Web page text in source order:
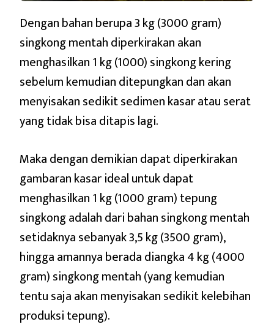
Dengan bahan berupa 3 kg (3000 gram)
singkong mentah diperkirakan akan
menghasilkan 1 kg (1000) singkong kering
sebelum kemudian ditepungkan dan akan
menyisakan sedikit sedimen kasar atau serat
yang tidak bisa ditapis lagi.
Maka dengan demikian dapat diperkirakan
gambaran kasar ideal untuk dapat
menghasilkan 1 kg (1000 gram) tepung
singkong adalah dari bahan singkong mentah
setidaknya sebanyak 3,5 kg (3500 gram),
hingga amannya berada diangka 4 kg (4000
gram) singkong mentah (yang kemudian
tentu saja akan menyisakan sedikit kelebihan
produksi tepung).